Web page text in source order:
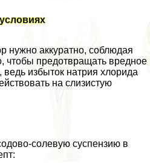
нужно аккуратно, соблюдая
чтобы предотвращать вредное
ведь избыток натрия хлорида
на слизистую
солевую суспензию в